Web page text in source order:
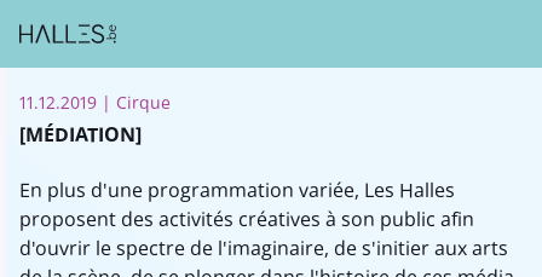
11.12.2019 | Cirque
[MÉDIATION]
En plus d'une programmation variée, Les Halles
proposent des activités créatives à son public afin
d'ouvrir le spectre de l'imaginaire, de s'initier aux arts